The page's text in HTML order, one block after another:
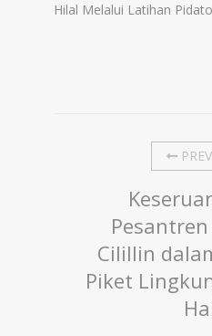
Hilal Melalui Latihan
Cilillin
Piket